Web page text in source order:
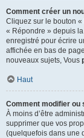
Comment créer un
Cliquez sur le bouton «
« Répondre » depuis la
enregistré pour écrire
affichée en bas de
nouveaux sujets, Vous
Haut
Comment modifier ou
À moins d’être
supprimer que vos
(quelquefois dans une